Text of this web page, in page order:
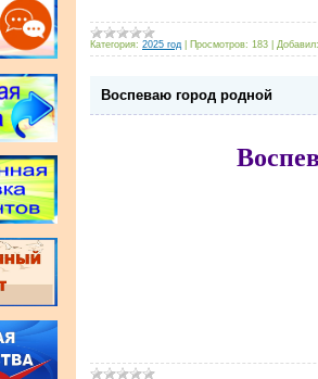
Категория: 2025 год Просмотров: 183 Добавил:
Воспеваю город родной